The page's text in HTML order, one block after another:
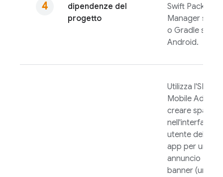
dipendenze del
progetto
Swift Package
Manager su
o Gradle su
Android.
Utilizza l'SDK
Mobile Ads
creare spazio
nell'interfaccia
utente della
app per un
annuncio
banner (un